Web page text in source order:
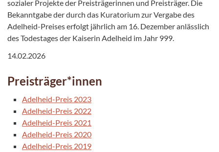
sozialer Projekte der Preisträgerinnen und Preisträger. Die
Bekanntgabe der durch das Kuratorium zur Vergabe des
Adelheid-Preises erfolgt jährlich am 16. Dezember anlässlich
des Todestages der Kaiserin Adelheid im Jahr 999.
14.02.2026
Preisträger*innen
Adelheid-Preis 2023
Adelheid-Preis 2022
Adelheid-Preis 2021
Adelheid-Preis 2020
Adelheid-Preis 2019